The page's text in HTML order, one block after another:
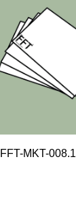
FFT-MKT-008.1